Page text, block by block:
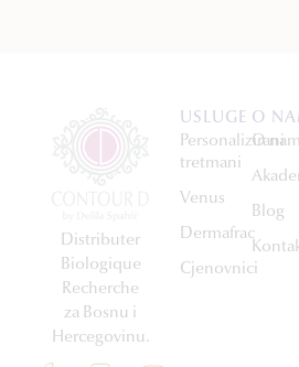
Distributer
Biologique
Recherche
za Bosnu i
Hercegovinu.
USLUGE
Personalizirani
tretmani
Venus
Dermafrac
Cjenovnici
O
O
Blog